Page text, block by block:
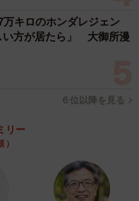
？
識が必要ないのではな
なくとも2カ月に1回ペ
るほか、取り扱いブラ
ます。また、当社は、
ムを組んでいる実績も
れば自社商品には精通
ないかもしれません
扱うため、各ブランド
キロのホンダレジェン
方が居たら」 大御所漫
６位以降を見る
リー
）